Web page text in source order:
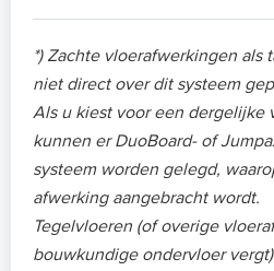
*) Zachte vloerafwerkingen als
niet direct over dit systeem
Als u kiest voor een dergelijke
kunnen er DuoBoard- of
systeem worden gelegd,
afwerking aangebracht wordt.
Tegelvloeren (of overige
bouwkundige ondervloer